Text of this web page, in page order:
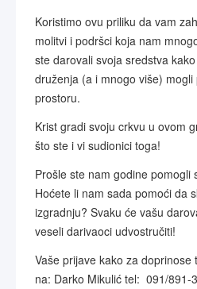
Koristimo ovu priliku da vam
molitvi i podršci koja nam
ste darovali svoja sredstva
druženja (a i mnogo više) mogli
prostoru.
Krist gradi svoju crkvu u ovom
što ste i vi sudionici toga!
Prošle ste nam godine pomogli
Hoćete li nam sada pomoći da
izgradnju? Svaku će vašu
veseli darivaoci udvostručiti!
Vaše prijave kako za doprinose
na: Darko Mikulić tel: 091/891-